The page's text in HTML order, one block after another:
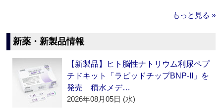
もっと見る »
新薬・新製品情報
【新製品】ヒト脳性ナトリウム利尿ペプ
チドキット「ラピッドチップBNP-II」を
発売 積水メデ…
2026年08月05日 (水)